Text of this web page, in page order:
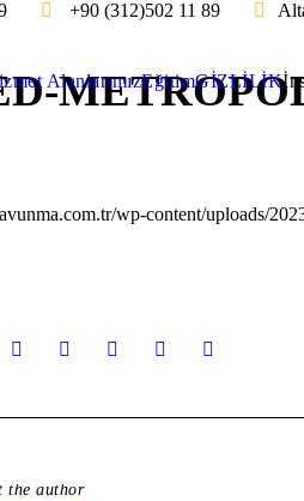
+90 (312)502 11 89
AlanlarımızEğitimGİZLİLİK
wp-content/uploads/
the author